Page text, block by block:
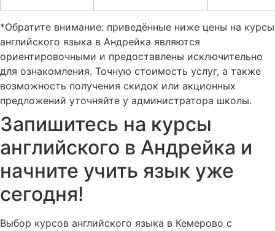
*Обратите внимание: приведённые ниже цены на курсы
английского языка в Андрейка являются
ориентировочными и предоставлены исключительно
для ознакомления. Точную стоимость услуг, а также
возможность получения скидок или акционных
предложений уточняйте у администратора школы.
Запишитесь на курсы
английского в Андрейка и
начните учить язык уже
сегодня!
Выбор курсов английского языка в Кемерово с